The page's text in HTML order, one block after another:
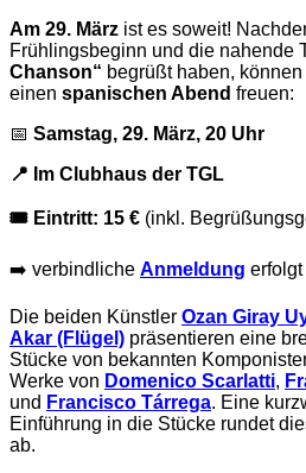
Am 29. März ist es soweit!
Frühlingsbeginn und die nahende
Chanson“ begrüßt haben,
einen spanischen Abend freuen:
📅 Samstag, 29. März, 20 Uhr
📍 Im Clubhaus der TGL
🎟 Eintritt: 15 € (inkl.
➡️ verbindliche Anmeldung erfolgt
Die beiden Künstler Ozan Giray
Akar (Flügel) präsentieren eine
Stücke von bekannten
Werke von Domenico Scarlatti,
und Francisco Tárrega. Eine
Einführung in die Stücke rundet
ab.